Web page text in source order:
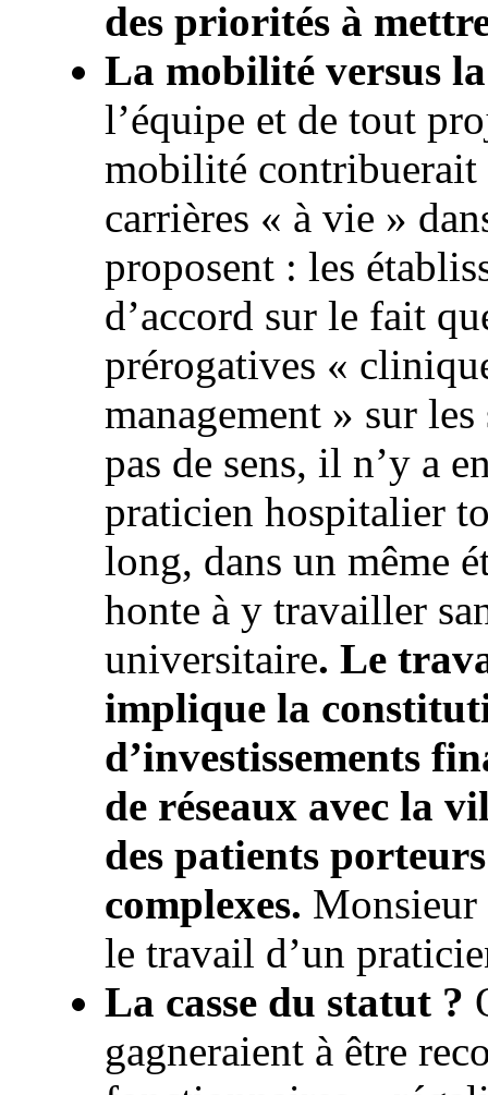
des priorités à
La mobilité versus
l’équipe et de tout
mobilité contribuerait
carrières « à vie »
proposent : les
d’accord sur le fait
prérogatives «
management » sur
pas de sens, il n’y a
praticien hospitalier
long, dans un même
honte à y travailler
universitaire. Le
implique la
d’investissements
de réseaux avec la
des patients
complexes. Monsieur
le travail d’un
La casse du statut ?
gagneraient à être